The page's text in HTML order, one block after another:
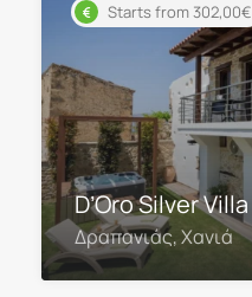
Starts from 302,00€
D’Oro Silver Villa
Δραπανιάς, Χανιά